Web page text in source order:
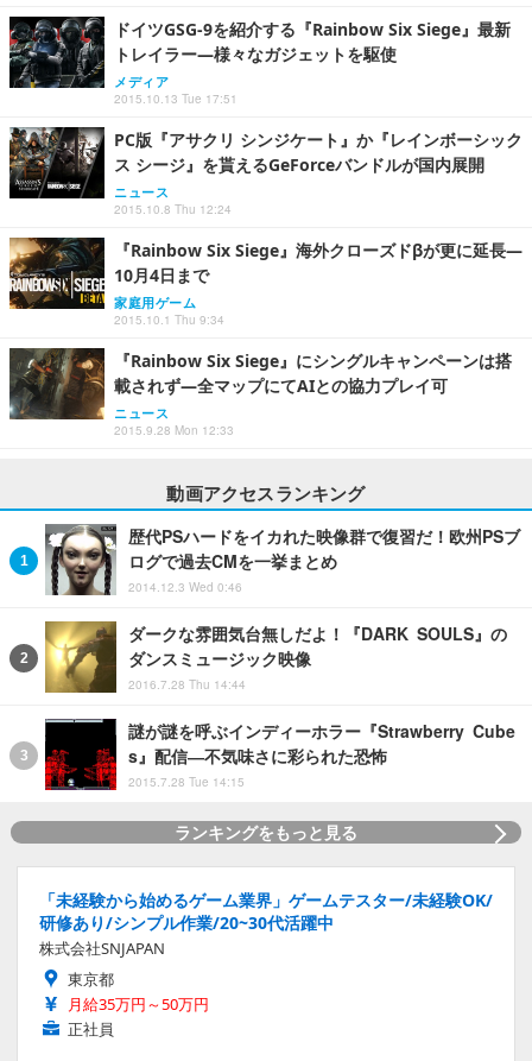
ドイツGSG-9を紹介する『Rainbow Six Siege』最新
トレイラー―様々なガジェットを駆使
メディア
2015.10.13 Tue 17:51
PC版『アサクリ シンジケート』か『レインボーシック
ス シージ』を貰えるGeForceバンドルが国内展開
ニュース
2015.10.8 Thu 12:24
『Rainbow Six Siege』海外クローズドβが更に延長―
10月4日まで
家庭用ゲーム
2015.10.1 Thu 9:34
『Rainbow Six Siege』にシングルキャンペーンは搭
載されず―全マップにてAIとの協力プレイ可
ニュース
2015.9.28 Mon 12:33
動画アクセスランキング
歴代PSハードをイカれた映像群で復習だ！欧州PSブ
ログで過去CMを一挙まとめ
2014.12.3 Wed 0:46
ダークな雰囲気台無しだよ！『DARK SOULS』の
ダンスミュージック映像
2016.7.28 Thu 14:44
謎が謎を呼ぶインディーホラー『Strawberry Cube
s』配信―不気味さに彩られた恐怖
2015.7.28 Tue 14:15
ランキングをもっと見る
「未経験から始めるゲーム業界」ゲームテスター/未経験OK/
研修あり/シンプル作業/20~30代活躍中
株式会社SNJAPAN
東京都
月給35万円～50万円
正社員